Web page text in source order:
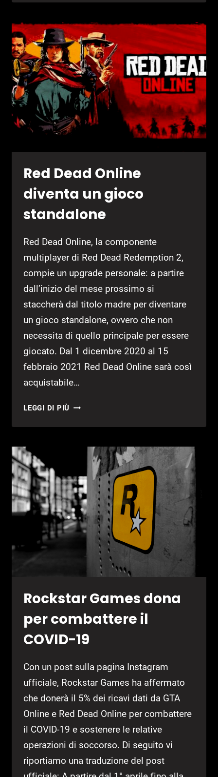
ONLINE
RICOMPENSE
IN
ARRIVO
Red Dead Online
diventa un gioco
standalone
Red Dead Online, la componente
multiplayer di Red Dead Redemption 2,
compie un upgrade personale: a partire
dall’inizio del mese prossimo si
staccherà dal titolo madre per diventare
un gioco standalone, ovvero che non
necessita di quello principale per essere
giocato. Dal 1 dicembre 2020 al 15
febbraio 2021 Red Dead Online sarà così
acquistabile…
LEGGI DI PIÙ RED
STANDALONE
Rockstar Games dona
per combattere il
COVID-19
Con un post sulla pagina Instagram
ufficiale, Rockstar Games ha affermato
che donerà il 5% dei ricavi dati da GTA
Online e Red Dead Online per combattere
il COVID-19 e sostenere le relative
operazioni di soccorso. Di seguito vi
riportiamo una traduzione del post